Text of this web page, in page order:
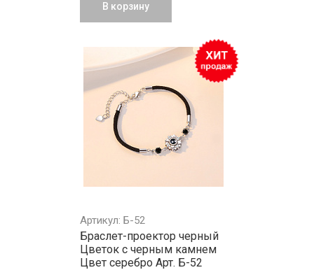
В корзину
Артикул: Б-52
Браслет-проектор черный
Цветок с черным камнем
Цвет серебро Арт. Б-52